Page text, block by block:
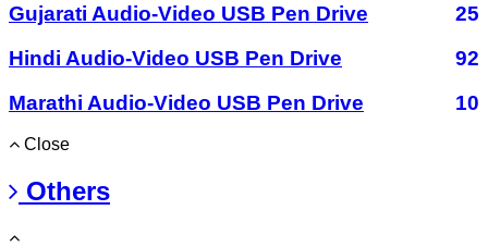
Gujarati Audio-Video USB Pen Drive
25
Hindi Audio-Video USB Pen Drive
92
Marathi Audio-Video USB Pen Drive
10
Close
Others